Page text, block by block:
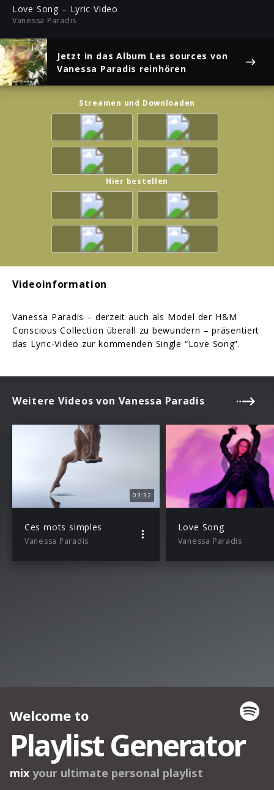
Love Song – Lyric Video
Vanessa Paradis
Jetzt in das Album Les sources von
Vanessa Paradis reinhören
Streamen und Downloaden
Hier bestellen
Videoinformation
Vanessa Paradis – derzeit auch als Model der H&M
Conscious Collection überall zu bewundern – präsentiert
das Lyric-Video zur kommenden Single “Love Song”.
Weitere Videos von Vanessa Paradis
03:32
Ces mots simples
Vanessa Paradis
Love Song
Vanessa Paradis